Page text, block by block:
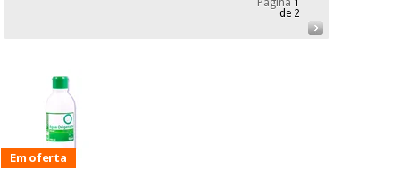
Ofertas
Outlet
Mobiliário
clínico
Gabinetes
Novidades
Ofertas
Medicina
tradicional
chinesa
Página 1
de 2
Em oferta